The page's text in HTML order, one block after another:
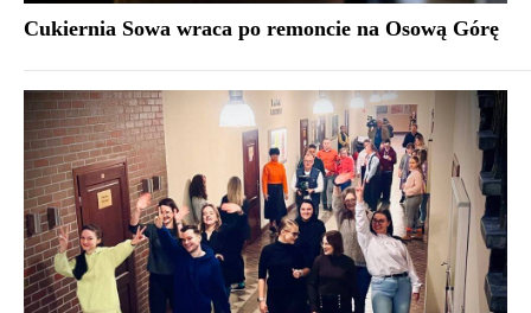
Cukiernia Sowa wraca po remoncie na Osową Górę